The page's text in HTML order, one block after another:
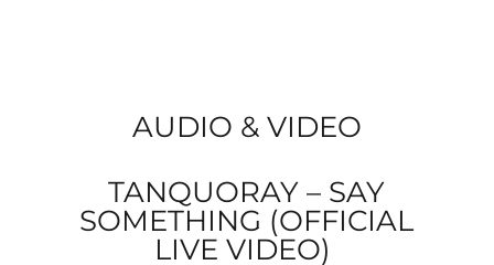
AUDIO & VIDEO
TANQUORAY – SAY
SOMETHING (OFFICIAL
LIVE VIDEO)